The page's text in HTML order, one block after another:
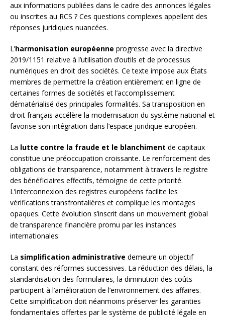
aux informations publiées dans le cadre des annonces légales
ou inscrites au RCS ? Ces questions complexes appellent des
réponses juridiques nuancées.
L’harmonisation européenne progresse avec la directive
2019/1151 relative à l’utilisation d’outils et de processus
numériques en droit des sociétés. Ce texte impose aux États
membres de permettre la création entièrement en ligne de
certaines formes de sociétés et l’accomplissement
dématérialisé des principales formalités. Sa transposition en
droit français accélère la modernisation du système national et
favorise son intégration dans l’espace juridique européen.
La lutte contre la fraude et le blanchiment de capitaux
constitue une préoccupation croissante. Le renforcement des
obligations de transparence, notamment à travers le registre
des bénéficiaires effectifs, témoigne de cette priorité.
L’interconnexion des registres européens facilite les
vérifications transfrontalières et complique les montages
opaques. Cette évolution s’inscrit dans un mouvement global
de transparence financière promu par les instances
internationales.
La simplification administrative demeure un objectif
constant des réformes successives. La réduction des délais, la
standardisation des formulaires, la diminution des coûts
participent à l’amélioration de l’environnement des affaires.
Cette simplification doit néanmoins préserver les garanties
fondamentales offertes par le système de publicité légale en